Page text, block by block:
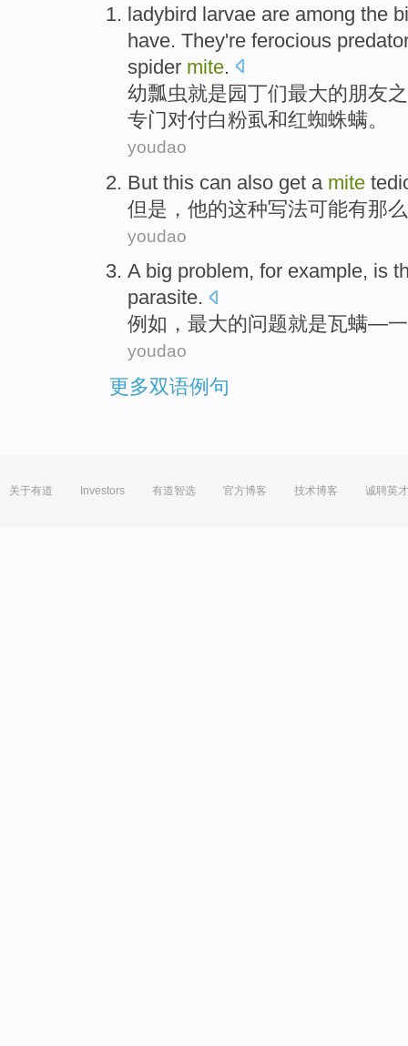
ladybird larvae are among the
have. They're ferocious
spider mite.
幼瓢虫就是 园丁们最大的 朋友
专门对付白粉虱和红蜘蛛螨。
youdao
But this can also get a mite
但是 ，他的这种写法可能有那么
youdao
A big problem, for example, is
parasite.
例如 ， 最大的问题就是瓦螨—
youdao
更多双语例句
关于有道 Investors 有道智选 官方博客 技术博客 诚聘英才